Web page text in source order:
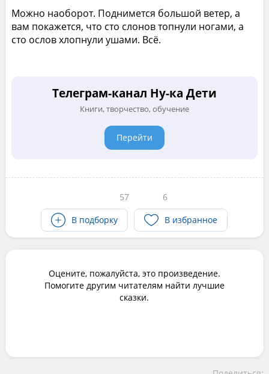
Можно наоборот. Поднимется большой ветер, а
вам покажется, что сто слонов топнули ногами, а
сто ослов хлопнули ушами. Всё.
Телеграм-канал Ну-ка Дети
Книги, творчество, обучение
Перейти
57
6
В подборку
В избранное
Оцените, пожалуйста, это произведение.
Помогите другим читателям найти лучшие
сказки.